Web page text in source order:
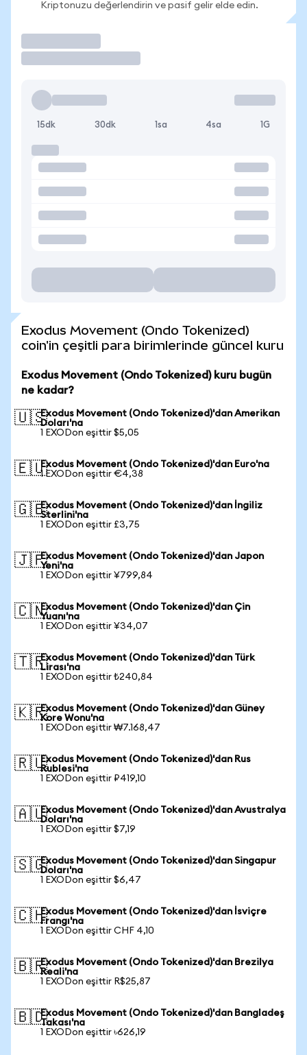
Kriptonuzu değerlendirin ve pasif gelir elde edin.
15dk 30dk 1sa 4sa 1G
Exodus Movement (Ondo Tokenized)
coin'in çeşitli para birimlerinde güncel kuru
Exodus Movement (Ondo Tokenized) kuru bugün
ne kadar?
🇺🇸Exodus Movement (Ondo Tokenized)'dan Amerikan
Doları'na
1 EXODon eşittir $5,05
🇪🇺Exodus Movement (Ondo Tokenized)'dan Euro'na
1 EXODon eşittir €4,38
🇬🇧Exodus Movement (Ondo Tokenized)'dan İngiliz
Sterlini'na
1 EXODon eşittir £3,75
🇯🇵Exodus Movement (Ondo Tokenized)'dan Japon
Yeni'na
1 EXODon eşittir ¥799,84
🇨🇳Exodus Movement (Ondo Tokenized)'dan Çin
Yuanı'na
1 EXODon eşittir ¥34,07
🇹🇷Exodus Movement (Ondo Tokenized)'dan Türk
Lirası'na
1 EXODon eşittir ₺240,84
🇰🇷Exodus Movement (Ondo Tokenized)'dan Güney
Kore Wonu'na
1 EXODon eşittir ₩7.168,47
🇷🇺Exodus Movement (Ondo Tokenized)'dan Rus
Rublesi'na
1 EXODon eşittir ₽419,10
🇦🇺Exodus Movement (Ondo Tokenized)'dan Avustralya
Doları'na
1 EXODon eşittir $7,19
🇸🇬Exodus Movement (Ondo Tokenized)'dan Singapur
Doları'na
1 EXODon eşittir $6,47
🇨🇭Exodus Movement (Ondo Tokenized)'dan İsviçre
Frangı'na
1 EXODon eşittir CHF 4,10
🇧🇷Exodus Movement (Ondo Tokenized)'dan Brezilya
Reali'na
1 EXODon eşittir R$25,87
🇧🇩Exodus Movement (Ondo Tokenized)'dan Bangladeş
Takası'na
1 EXODon eşittir ৳626,19